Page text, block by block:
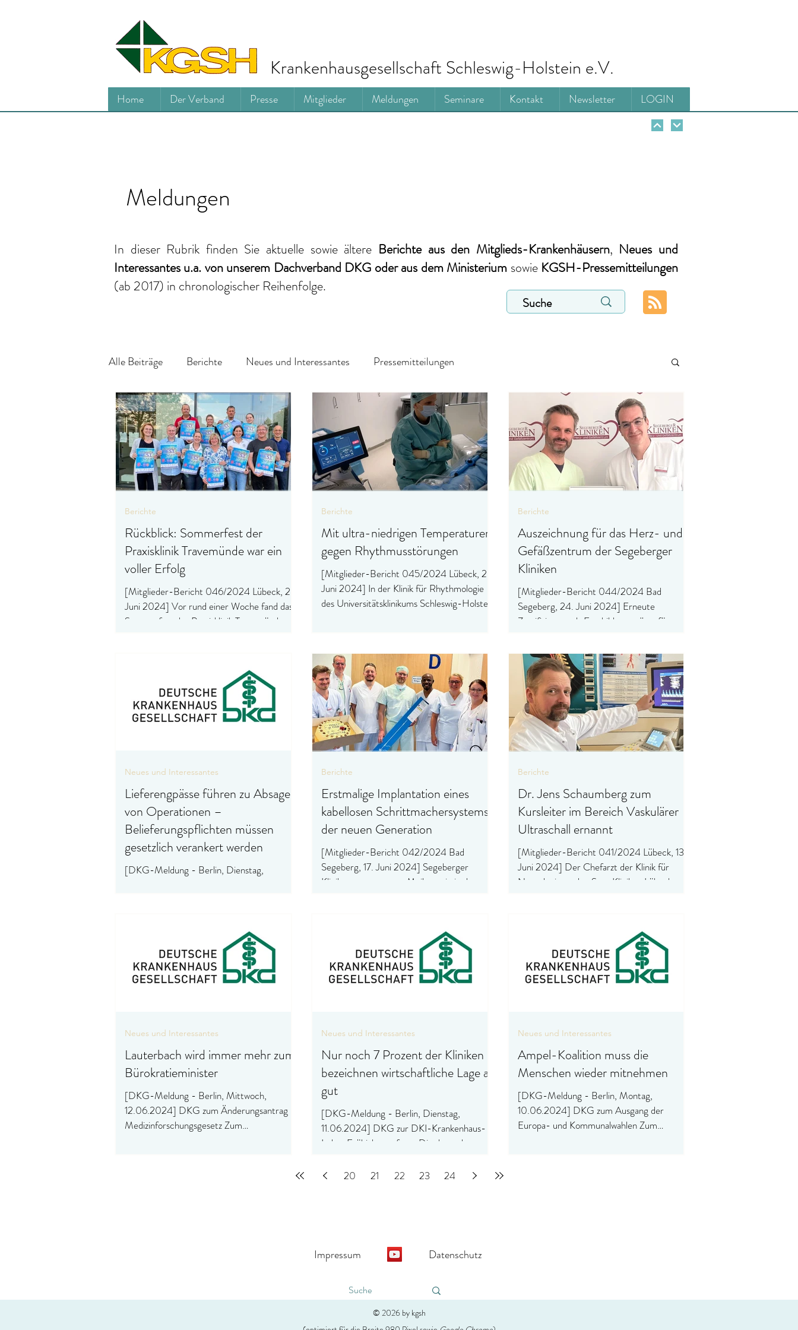
Home Der Verband Presse Mitglieder Meldungen Seminare Kontakt Newsletter LOGIN
Krankenhausgesellschaft Schleswig-Holstein e.V.
In dieser Rubrik finden Sie aktuelle sowie ältere Berichte aus den Mitglieds-Krankenhäusern, Neues und
Interessantesu.a.von unserem Dachverband DKG oder aus dem Ministerium sowie KGSH-Pressemitteilungen
(ab 2017) in chronologischer Reihenfolge.
Meldungen
Alle Beiträge Berichte Neues und Interessantes Pressemitteilungen
Rückblick: Sommerfest der
Praxisklinik Travemünde war ein
voller Erfolg
[Mitglieder-Bericht 046/2024 Lübeck, 26.
Juni 2024] Vor rund einer Woche fand das
Sommerfest der Praxisklinik Travemünde
Berichte
Mit ultra-niedrigen Temperaturen
gegen Rhythmusstörungen
[Mitglieder-Bericht 045/2024 Lübeck, 25.
Juni 2024] In der Klinik für Rhythmologie
des Universitätsklinikums Schleswig-Holstein
Berichte
Auszeichnung für das Herz- und
Gefäßzentrum der Segeberger
Kliniken
[Mitglieder-Bericht 044/2024 Bad
Segeberg, 24. Juni 2024] Erneute
Zertifizierung als Fortbildungsstätte für
Berichte
Lieferengpässe führen zu Absage
von Operationen –
Belieferungspflichten müssen
gesetzlich verankert werden
[DKG-Meldung - Berlin, Dienstag,
Neues und Interessantes
Erstmalige Implantation eines
kabellosen Schrittmachersystems
der neuen Generation
[Mitglieder-Bericht 042/2024 Bad
Segeberg, 17. Juni 2024] Segeberger
Kliniken setzen neuen Meilenstein in der
Berichte
Dr. Jens Schaumberg zum
Kursleiter im Bereich Vaskulärer
Ultraschall ernannt
[Mitglieder-Bericht 041/2024 Lübeck, 13.
Juni 2024] Der Chefarzt der Klinik für
Neurologie an den Sana Kliniken Lübeck
Berichte
Lauterbach wird immer mehr zum
Bürokratieminister
[DKG-Meldung - Berlin, Mittwoch,
12.06.2024] DKG zum Änderungsantrag
Medizinforschungsgesetz Zum
Neues und Interessantes
Nur noch 7 Prozent der Kliniken
bezeichnen wirtschaftliche Lage als
gut
[DKG-Meldung - Berlin, Dienstag,
11.06.2024] DKG zur DKI-Krankenhaus-
Index-Frühjahrsumfrage Die deutschen
Neues und Interessantes
Ampel-Koalition muss die
Menschen wieder mitnehmen
[DKG-Meldung - Berlin, Montag,
10.06.2024] DKG zum Ausgang der
Europa- und Kommunalwahlen Zum
Neues und Interessantes
20 21 22 23 24
Impressum Datenschutz
© 2026 by kgsh